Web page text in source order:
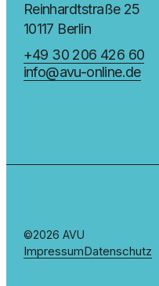
Reinhardtstraße 25
10117 Berlin
+49 30 206 426 60
info@avu-online.de
©2026 AVU
ImpressumDatenschutz